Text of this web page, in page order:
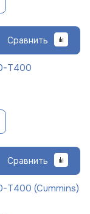
Сравнить
Т400
Сравнить
Т400 (Cummins)